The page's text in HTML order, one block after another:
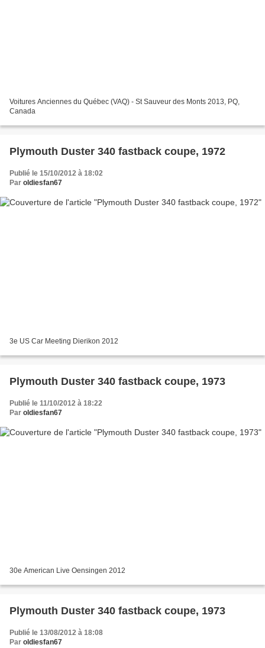
Voitures Anciennes du Québec (VAQ) - St Sauveur des Monts 2013, PQ,
Canada
Plymouth Duster 340 fastback coupe, 1972
Publié le 15/10/2012 à 18:02
Par oldiesfan67
3e US Car Meeting Dierikon 2012
Plymouth Duster 340 fastback coupe, 1973
Publié le 11/10/2012 à 18:22
Par oldiesfan67
30e American Live Oensingen 2012
Plymouth Duster 340 fastback coupe, 1973
Publié le 13/08/2012 à 18:08
Par oldiesfan67